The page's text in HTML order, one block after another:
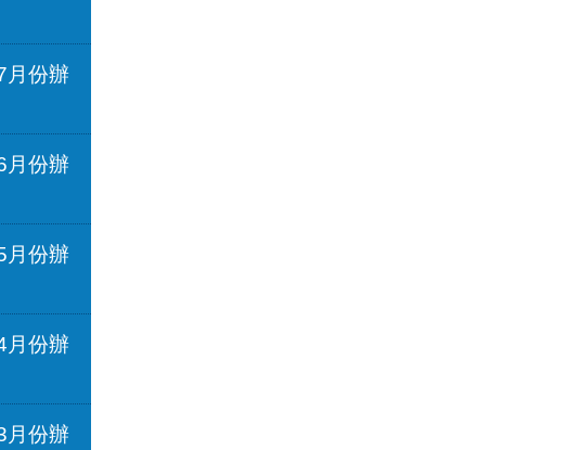
月份辦
月份辦
月份辦
月份辦
月份辦